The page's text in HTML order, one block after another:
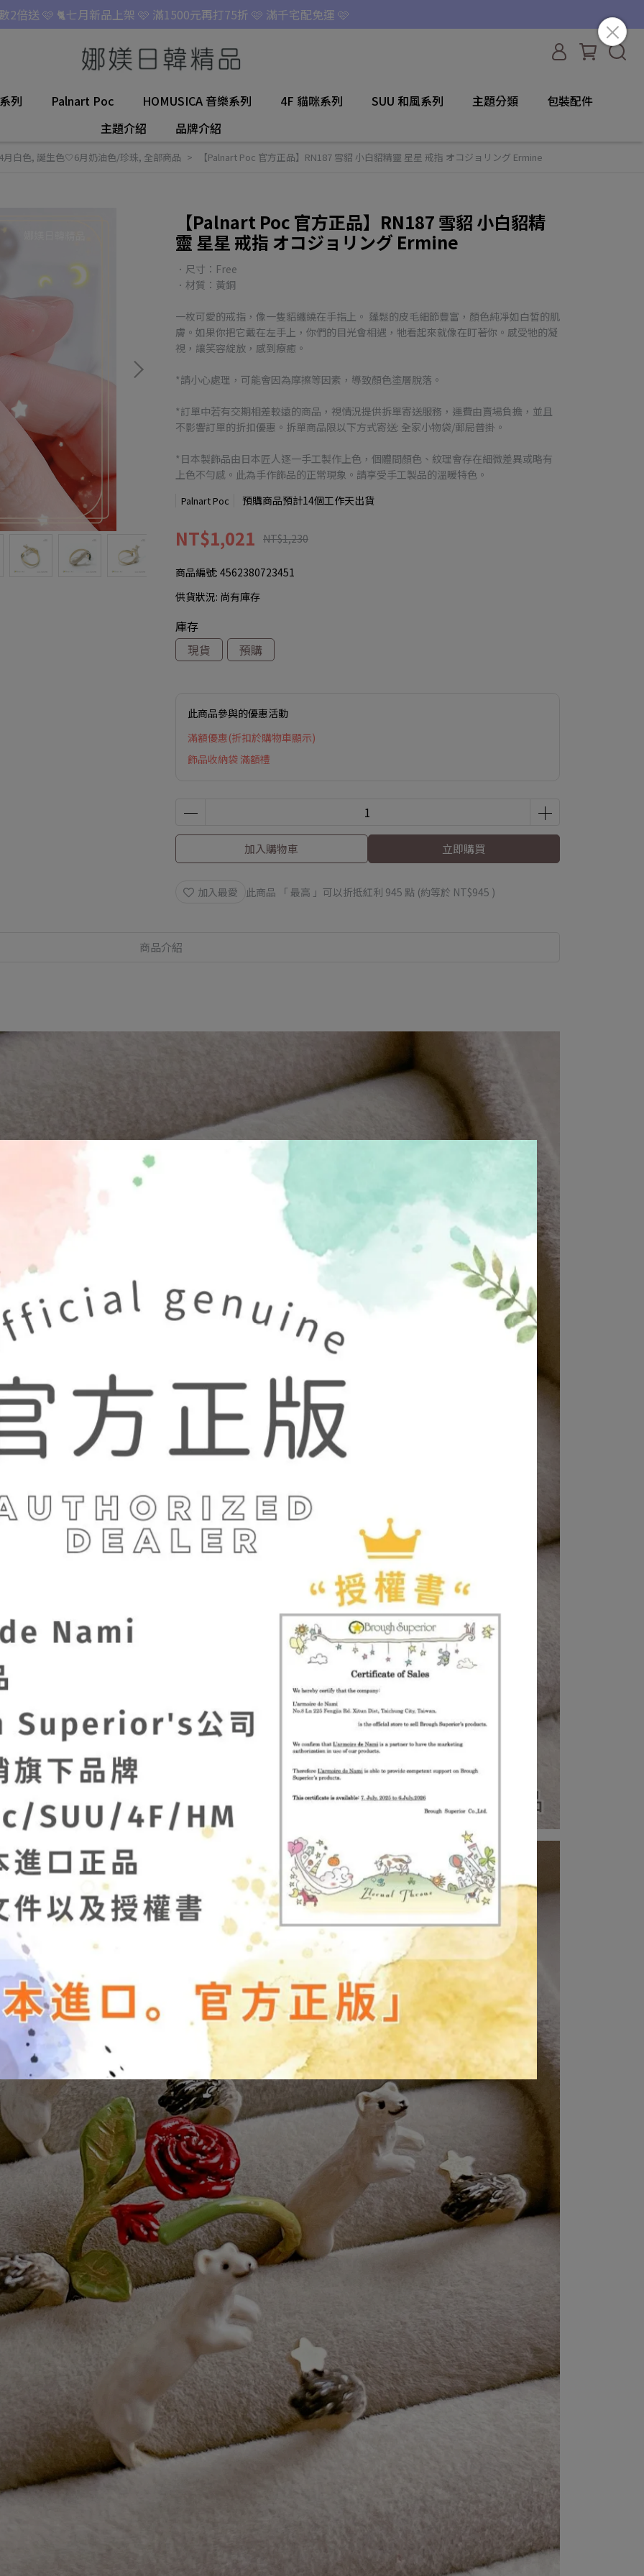
2倍送 🩷 🐈七月新品上架 🩷 滿1500元再打75折 🩷 滿千宅配免運 🩷
列 Palnart Poc HOMUSICA 音樂系列 4F 貓咪系列 SUU 和風系列 主題分類
包裝配件
主題介紹
品牌介紹
月白色, 誕生色🤍6月奶油色/珍珠, 全部商品 【Palnart Poc 官方正品】RN187 雪貂 小白貂精靈 星星 戒指 オコジョリング Ermine
【Palnart Poc 官方正品】RN187 雪貂 小白貂精
靈 星星 戒指 オコジョリング Ermine
．尺寸：Free
．材質：黃銅
一枚可愛的戒指，像一隻貂纏繞在手指上。 蓬鬆的皮毛細節豐富，顏色純凈如白皙的肌
膚。如果你把它戴在左手上，你們的目光會相遇，牠看起來就像在盯著你。感受牠的凝
視，讓笑容綻放，感到療癒。
*請小心處理，可能會因為摩擦等因素，導致顏色塗層脫落。
*訂單中若有交期相差較遠的商品，視情況提供拆單寄送服務，運費由賣場負擔，並且
不影響訂單的折扣優惠。拆單商品限以下方式寄送: 全家小物袋/郵局普掛。
*日本製飾品由日本匠人逐一手工製作上色，個體間顏色、紋理會存在細微差異或略有
上色不勻感。此為手作飾品的正常現象。請享受手工製品的溫暖特色。
Palnart Poc 預購商品預計14個工作天出貨
NT$1,021 NT$1,230
商品編號: 4562380723451
供貨狀況: 尚有庫存
庫存
現貨
預購
此商品參與的優惠活動
滿額優惠(折扣於購物車顯示)
飾品收納袋 滿額禮
加入購物車 立即購買
加入最愛 此商品 「 最高 」可以折抵紅利 945 點 (約等於 NT$945 )
商品介紹